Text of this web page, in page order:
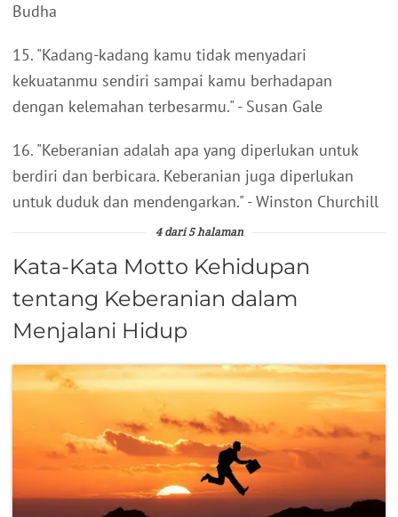
Budha
15. "Kadang-kadang kamu tidak menyadari
kekuatanmu sendiri sampai kamu berhadapan
dengan kelemahan terbesarmu." - Susan Gale
16. "Keberanian adalah apa yang diperlukan untuk
berdiri dan berbicara. Keberanian juga diperlukan
untuk duduk dan mendengarkan." - Winston Churchill
4 dari 5 halaman
Kata-Kata Motto Kehidupan
tentang Keberanian dalam
Menjalani Hidup